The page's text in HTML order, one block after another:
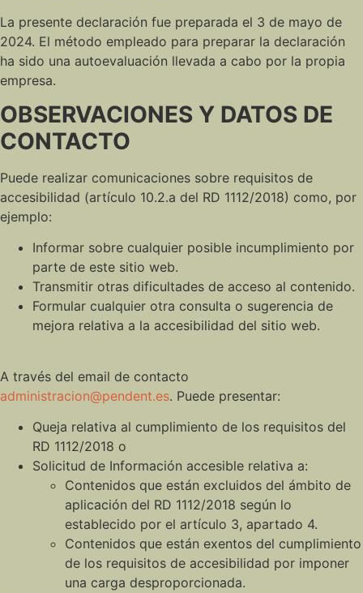
La presente declaración fue preparada el 3 de mayo de
2024. El método empleado para preparar la declaración
ha sido una autoevaluación llevada a cabo por la propia
empresa.
OBSERVACIONES Y DATOS DE
CONTACTO
Puede realizar comunicaciones sobre requisitos de
accesibilidad (artículo 10.2.a del RD 1112/2018) como, por
ejemplo:
Informar sobre cualquier posible incumplimiento por
parte de este sitio web.
Transmitir otras dificultades de acceso al contenido.
Formular cualquier otra consulta o sugerencia de
mejora relativa a la accesibilidad del sitio web.
A través del email de contacto
administracion@pendent.es. Puede presentar:
Queja relativa al cumplimiento de los requisitos del
RD 1112/2018 o
Solicitud de Información accesible relativa a:
Contenidos que están excluidos del ámbito de
aplicación del RD 1112/2018 según lo
establecido por el artículo 3, apartado 4.
Contenidos que están exentos del cumplimiento
de los requisitos de accesibilidad por imponer
una carga desproporcionada.